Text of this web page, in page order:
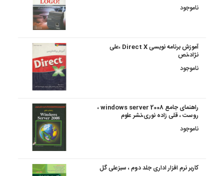
ناموجود
آموزش برنامه نویسی Direct X ،علی
نژاد،نص
ناموجود
راهنمای جامع windows server 2008 ،
روست ، قلی زاده نوری،نشر علوم
ناموجود
کاربر نرم افزار اداری جلد دوم ، سبزعلی گل